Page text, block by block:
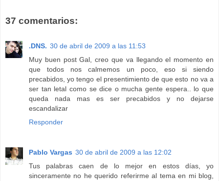
37 comentarios:
.DNS. 30 de abril de 2009 a las 11:53
Muy buen post Gal, creo que va llegando el momento en
que todos nos calmemos un poco, eso si siendo
precabidos, yo tengo el presentimiento de que esto no va a
ser tan letal como se dice o mucha gente espera.. lo que
queda nada mas es ser precabidos y no dejarse
escandalizar
Responder
Pablo Vargas 30 de abril de 2009 a las 12:02
Tus palabras caen de lo mejor en estos días, yo
sinceramente no he querido referirme al tema en mi blog,